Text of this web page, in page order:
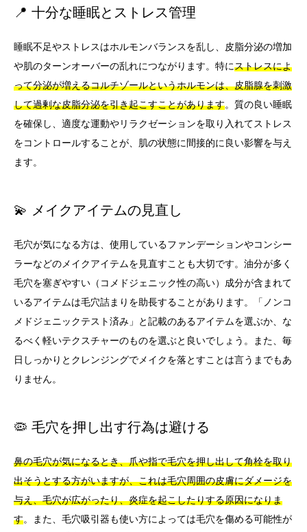
📍 十分な睡眠とストレス管理
睡眠不足やストレスはホルモンバランスを乱し、皮脂分泌の増加
や肌のターンオーバーの乱れにつながります。特にストレスによ
って分泌が増えるコルチゾールというホルモンは、皮脂腺を刺激
して過剰な皮脂分泌を引き起こすことがあります。質の良い睡眠
を確保し、適度な運動やリラクゼーションを取り入れてストレス
をコントロールすることが、肌の状態に間接的に良い影響を与え
ます。
💫 メイクアイテムの見直し
毛穴が気になる方は、使用しているファンデーションやコンシー
ラーなどのメイクアイテムを見直すことも大切です。油分が多く
毛穴を塞ぎやすい（コメドジェニック性の高い）成分が含まれて
いるアイテムは毛穴詰まりを助長することがあります。「ノンコ
メドジェニックテスト済み」と記載のあるアイテムを選ぶか、な
るべく軽いテクスチャーのものを選ぶと良いでしょう。また、毎
日しっかりとクレンジングでメイクを落とすことは言うまでもあ
りません。
🦠 毛穴を押し出す行為は避ける
鼻の毛穴が気になるとき、爪や指で毛穴を押し出して角栓を取り
出そうとする方がいますが、これは毛穴周囲の皮膚にダメージを
与え、毛穴が広がったり、炎症を起こしたりする原因になりま
す。また、毛穴吸引器も使い方によっては毛穴を傷める可能性が